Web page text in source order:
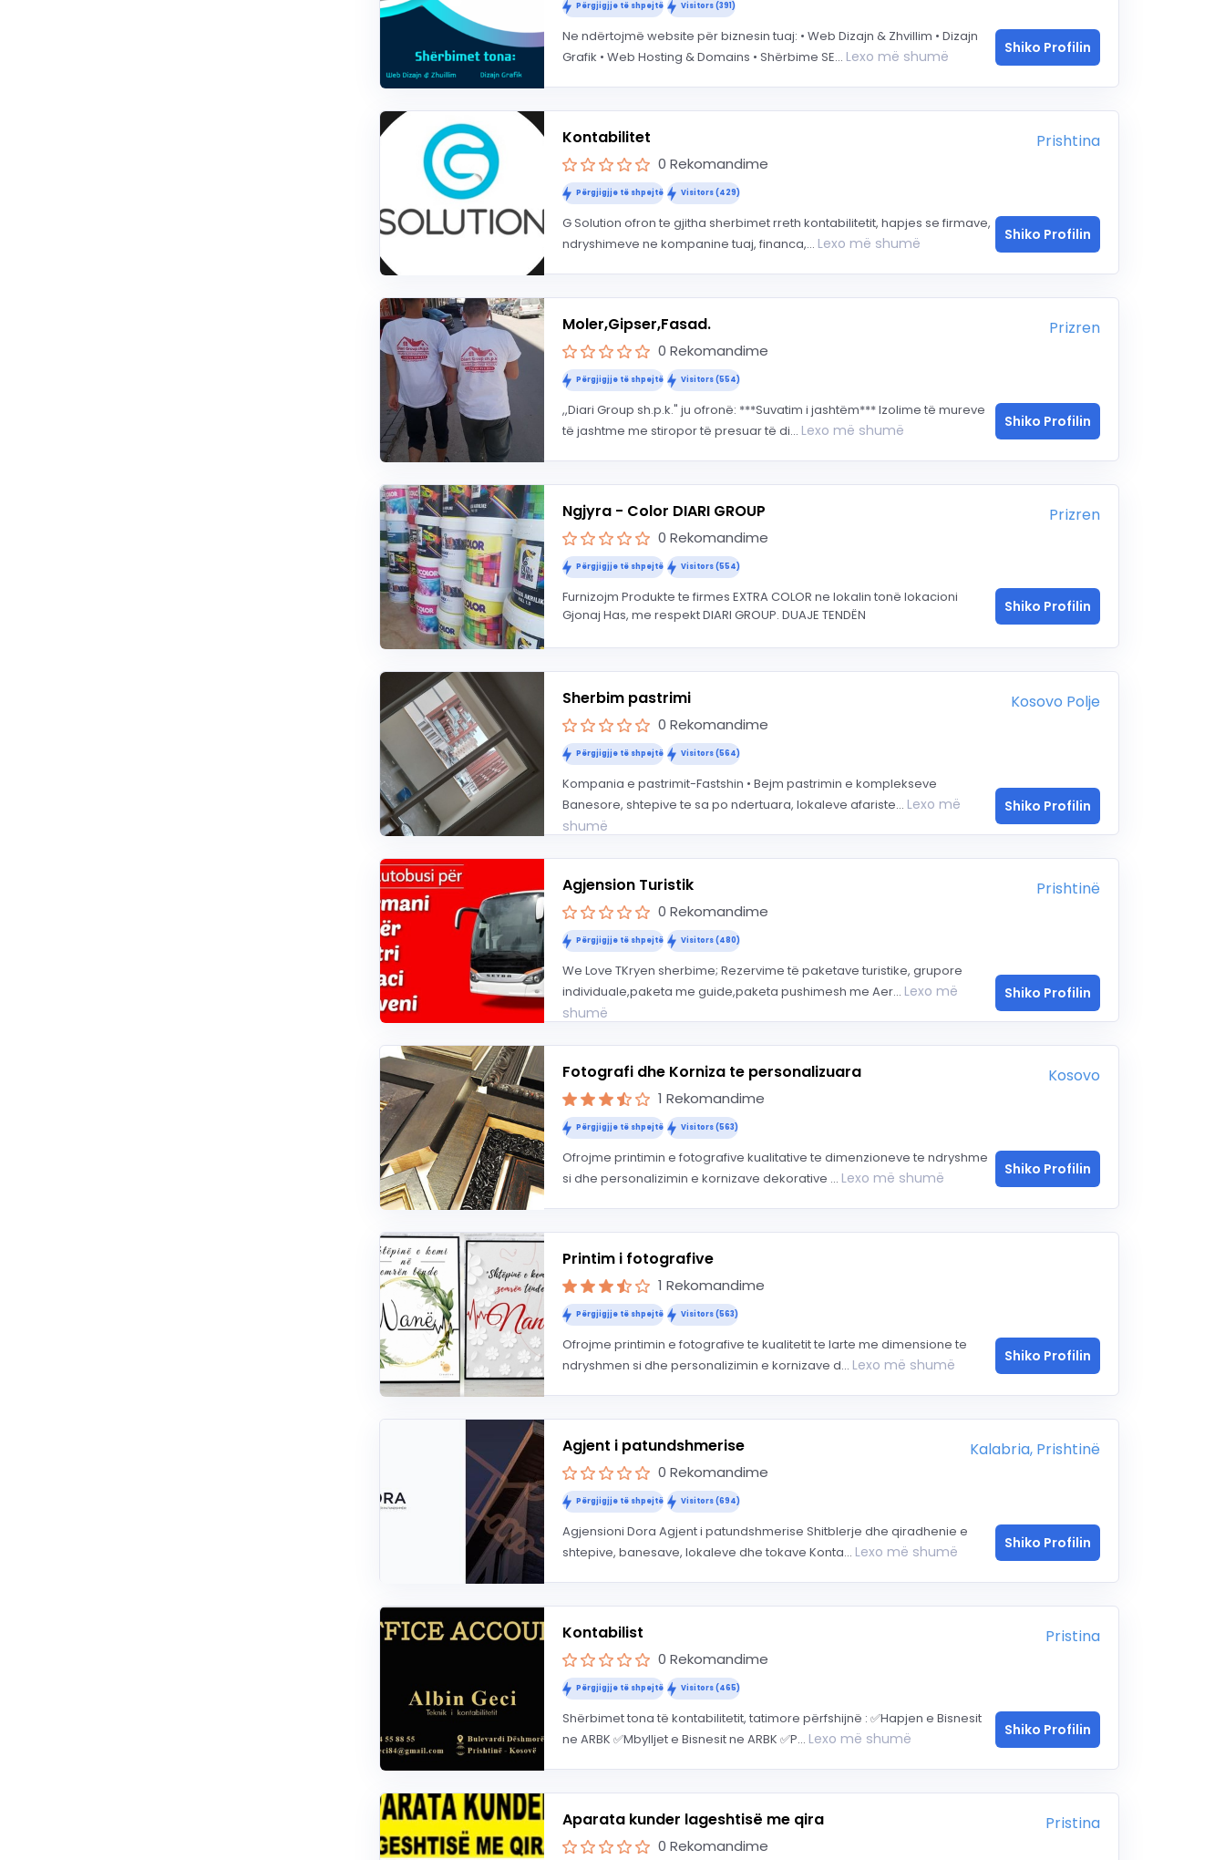
Përgjigjje të shpejtë Visitors (391)
Ne ndërtojmë website për biznesin tuaj: • Web Dizajn & Zhvillim • Dizajn
Grafik • Web Hosting & Domains • Shërbime SE... Lexo më shumë Shiko Profilin
Kontabilitet Prishtina
0 Rekomandime
Përgjigjje të shpejtë Visitors (429)
G Solution ofron te gjitha sherbimet rreth kontabilitetit, hapjes se firmave,
ndryshimeve ne kompanine tuaj, financa,... Lexo më shumë Shiko Profilin
Moler,Gipser,Fasad. Prizren
0 Rekomandime
Përgjigjje të shpejtë Visitors (554)
,,Diari Group sh.p.k." ju ofronë: ***Suvatim i jashtëm*** Izolime të mureve
të jashtme me stiropor të presuar të di... Lexo më shumë Shiko Profilin
Ngjyra - Color DIARI GROUP Prizren
0 Rekomandime
Përgjigjje të shpejtë Visitors (554)
Furnizojm Produkte te firmes EXTRA COLOR ne lokalin tonë lokacioni
Gjonaj Has, me respekt DIARI GROUP. DUAJE TENDËN
Shiko Profilin
Sherbim pastrimi Kosovo Polje
0 Rekomandime
Përgjigjje të shpejtë Visitors (564)
Kompania e pastrimit-Fastshin • Bejm pastrimin e komplekseve
Banesore, shtepive te sa po ndertuara, lokaleve afariste... Lexo më
shumë
Shiko Profilin
Agjension Turistik Prishtinë
0 Rekomandime
Përgjigjje të shpejtë Visitors (480)
We Love TKryen sherbime; Rezervime të paketave turistike, grupore
individuale,paketa me guide,paketa pushimesh me Aer... Lexo më
shumë
Shiko Profilin
Fotografi dhe Korniza te personalizuara Kosovo
1 Rekomandime
Përgjigjje të shpejtë Visitors (563)
Ofrojme printimin e fotografive kualitative te dimenzioneve te ndryshme
si dhe personalizimin e kornizave dekorative ... Lexo më shumë Shiko Profilin
Printim i fotografive
1 Rekomandime
Përgjigjje të shpejtë Visitors (563)
Ofrojme printimin e fotografive te kualitetit te larte me dimensione te
ndryshmen si dhe personalizimin e kornizave d... Lexo më shumë Shiko Profilin
Agjent i patundshmerise Kalabria, Prishtinë
0 Rekomandime
Përgjigjje të shpejtë Visitors (694)
Agjensioni Dora Agjent i patundshmerise Shitblerje dhe qiradhenie e
shtepive, banesave, lokaleve dhe tokave Konta... Lexo më shumë Shiko Profilin
Kontabilist Pristina
0 Rekomandime
Përgjigjje të shpejtë Visitors (465)
Shërbimet tona të kontabilitetit, tatimore përfshijnë : ✅Hapjen e Bisnesit
ne ARBK ✅Mbylljet e Bisnesit ne ARBK ✅P... Lexo më shumë Shiko Profilin
Aparata kunder lageshtisë me qira Pristina
0 Rekomandime